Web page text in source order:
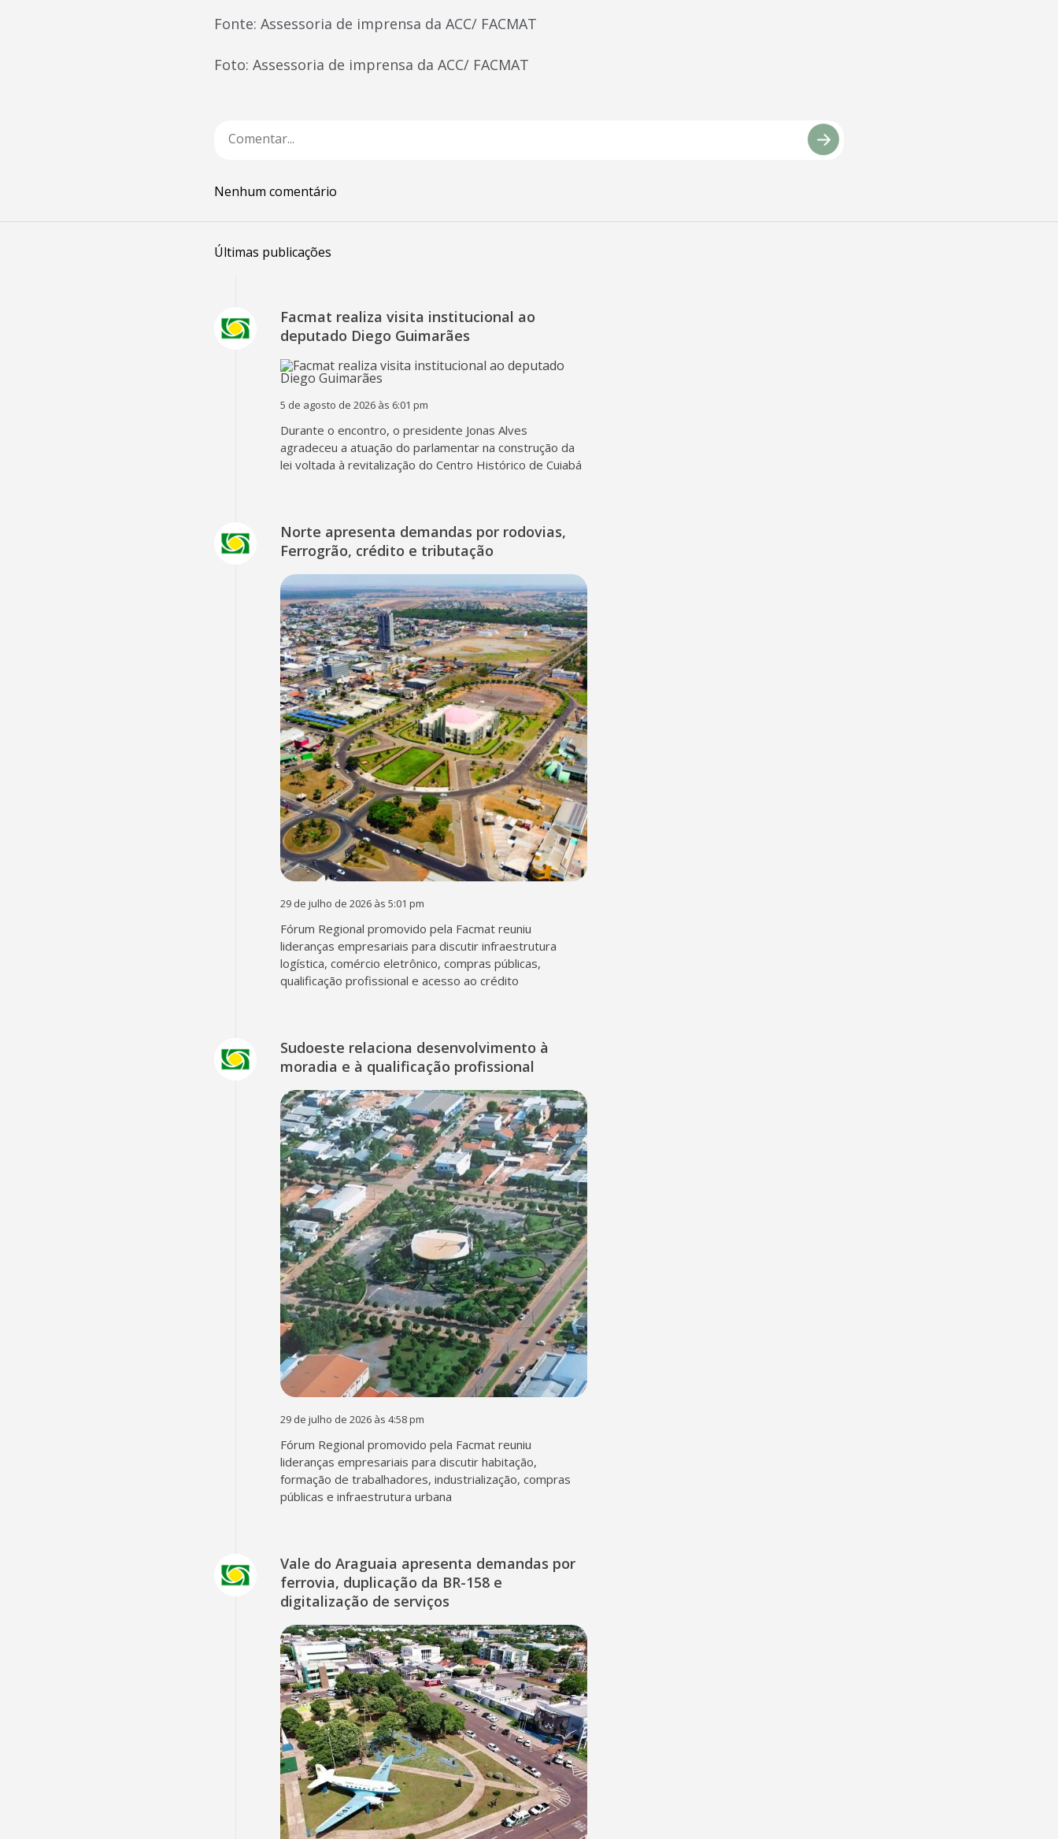
Fonte: Assessoria de imprensa da ACC/ FACMAT
Foto: Assessoria de imprensa da ACC/ FACMAT
Nenhum comentário
Últimas publicações
Facmat realiza visita institucional ao
deputado Diego Guimarães
5 de agosto de 2026 às 6:01 pm
Durante o encontro, o presidente Jonas Alves
agradeceu a atuação do parlamentar na construção da
lei voltada à revitalização do Centro Histórico de Cuiabá
Norte apresenta demandas por rodovias,
Ferrogrão, crédito e tributação
29 de julho de 2026 às 5:01 pm
Fórum Regional promovido pela Facmat reuniu
lideranças empresariais para discutir infraestrutura
logística, comércio eletrônico, compras públicas,
qualificação profissional e acesso ao crédito
Sudoeste relaciona desenvolvimento à
moradia e à qualificação profissional
29 de julho de 2026 às 4:58 pm
Fórum Regional promovido pela Facmat reuniu
lideranças empresariais para discutir habitação,
formação de trabalhadores, industrialização, compras
públicas e infraestrutura urbana
Vale do Araguaia apresenta demandas por
ferrovia, duplicação da BR-158 e
digitalização de serviços